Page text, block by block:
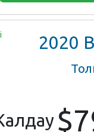
2020